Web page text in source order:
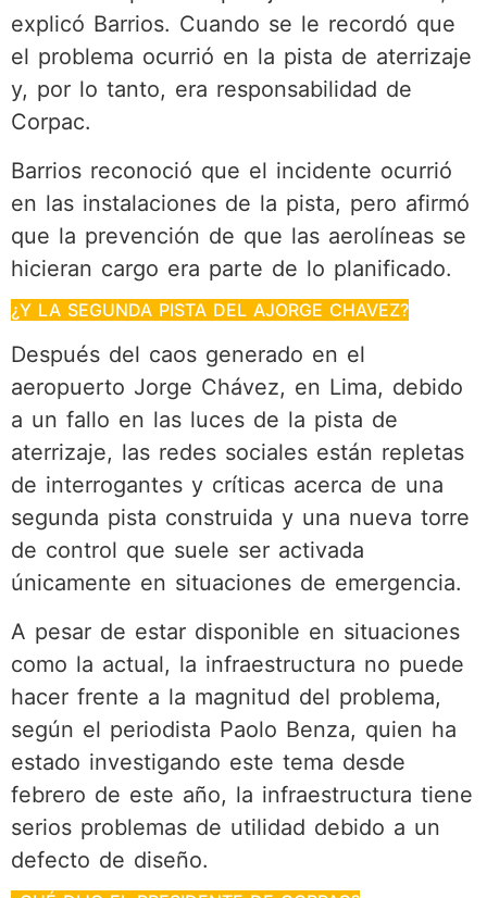
explicó Barrios. Cuando se le recordó que
el problema ocurrió en la pista de aterrizaje
y, por lo tanto, era responsabilidad de
Corpac.
Barrios reconoció que el incidente ocurrió
en las instalaciones de la pista, pero afirmó
que la prevención de que las aerolíneas se
hicieran cargo era parte de lo planificado.
¿Y LA SEGUNDA PISTA DEL AJORGE CHAVEZ?
Después del caos generado en el
aeropuerto Jorge Chávez, en Lima, debido
a un fallo en las luces de la pista de
aterrizaje, las redes sociales están repletas
de interrogantes y críticas acerca de una
segunda pista construida y una nueva torre
de control que suele ser activada
únicamente en situaciones de emergencia.
A pesar de estar disponible en situaciones
como la actual, la infraestructura no puede
hacer frente a la magnitud del problema,
según el periodista Paolo Benza, quien ha
estado investigando este tema desde
febrero de este año, la infraestructura tiene
serios problemas de utilidad debido a un
defecto de diseño.